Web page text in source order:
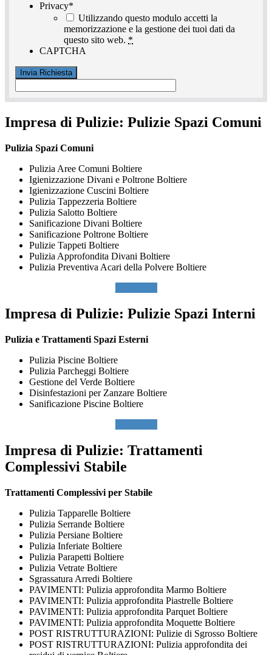
Privacy*
Utilizzando questo modulo accetti la
memorizzazione e la gestione dei tuoi dati da
questo sito web. *
CAPTCHA
Impresa di Pulizie: Pulizie Spazi Comuni
Pulizia Spazi Comuni
Pulizia Aree Comuni Boltiere
Igienizzazione Divani e Poltrone Boltiere
Igienizzazione Cuscini Boltiere
Pulizia Tappezzeria Boltiere
Pulizia Salotto Boltiere
Sanificazione Divani Boltiere
Sanificazione Poltrone Boltiere
Pulizie Tappeti Boltiere
Pulizia Approfondita Divani Boltiere
Pulizia Preventiva Acari della Polvere Boltiere
Impresa di Pulizie: Pulizie Spazi Interni
Pulizia e Trattamenti Spazi Esterni
Pulizia Piscine Boltiere
Pulizia Parcheggi Boltiere
Gestione del Verde Boltiere
Disinfestazioni per Zanzare Boltiere
Sanificazione Piscine Boltiere
Impresa di Pulizie: Trattamenti
Complessivi Stabile
Trattamenti Complessivi per Stabile
Pulizia Tapparelle Boltiere
Pulizia Serrande Boltiere
Pulizia Persiane Boltiere
Pulizia Inferiate Boltiere
Pulizia Parapetti Boltiere
Pulizia Vetrate Boltiere
Sgrassatura Arredi Boltiere
PAVIMENTI: Pulizia approfondita Marmo Boltiere
PAVIMENTI: Pulizia approfondita Piastrelle Boltiere
PAVIMENTI: Pulizia approfondita Parquet Boltiere
PAVIMENTI: Pulizia approfondita Moquette Boltiere
POST RISTRUTTURAZIONI: Pulizie di Sgrosso Boltiere
POST RISTRUTTURAZIONI: Pulizia approfondita dei